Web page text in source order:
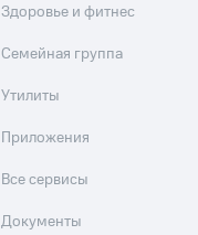
Здоровье и фитнес
Семейная группа
Утилиты
Приложения
Все сервисы
Документы